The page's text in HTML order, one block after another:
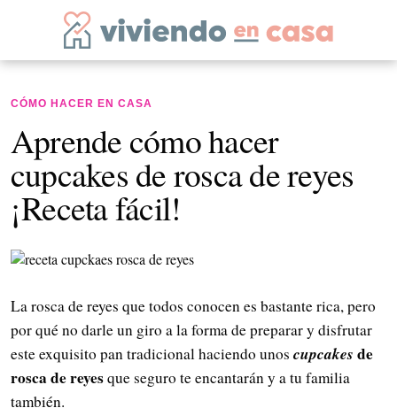
CÓMO HACER EN CASA
Aprende cómo hacer
cupcakes de rosca de reyes
¡Receta fácil!
La rosca de reyes que todos conocen es bastante rica, pero
por qué no darle un giro a la forma de preparar y disfrutar
este exquisito pan tradicional haciendo unos cupcakes de
rosca de reyesque seguro te encantarán y a tu familia
también.